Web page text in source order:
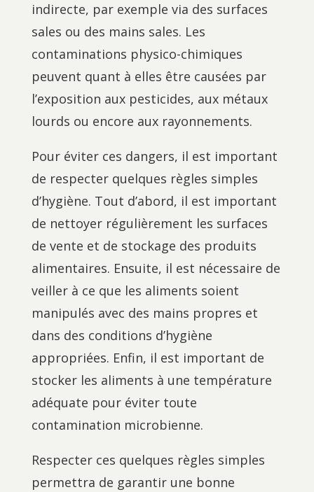
indirecte, par exemple via des surfaces
sales ou des mains sales. Les
contaminations physico-chimiques
peuvent quant à elles être causées par
l’exposition aux pesticides, aux métaux
lourds ou encore aux rayonnements.
Pour éviter ces dangers, il est important
de respecter quelques règles simples
d’hygiène. Tout d’abord, il est important
de nettoyer régulièrement les surfaces
de vente et de stockage des produits
alimentaires. Ensuite, il est nécessaire de
veiller à ce que les aliments soient
manipulés avec des mains propres et
dans des conditions d’hygiène
appropriées. Enfin, il est important de
stocker les aliments à une température
adéquate pour éviter toute
contamination microbienne.
Respecter ces quelques règles simples
permettra de garantir une bonne